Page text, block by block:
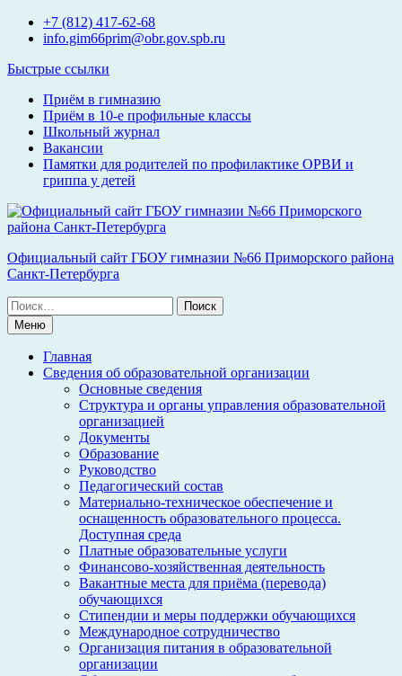
Перейти+7 (812) 417-62-68
info.gim66prim@obr.gov.spb.ru
Быстрые ссылки
Приём в гимназию
Приём в 10-е профильные классы
Школьный журнал
Вакансии
Памятки для родителей по профилактике ОРВИ и
гриппа у детей
Официальный сайт ГБОУ гимназии №66 Приморского района
Санкт-Петербурга
Поиск
по:Меню
Главная
Сведения об образовательной организации
Основные сведения
Структура и органы управления образовательной
организацией
Документы
Образование
Руководство
Педагогический состав
Материально-техническое обеспечение и
оснащенность образовательного процесса.
Доступная среда
Платные образовательные услуги
Финансово-хозяйственная деятельность
Вакантные места для приёма (перевода)
обучающихся
Стипендии и меры поддержки обучающихся
Международное сотрудничество
Организация питания в образовательной
организации